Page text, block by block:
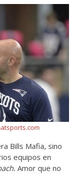
Bills Mafia, sino
equipos en
Amor que no